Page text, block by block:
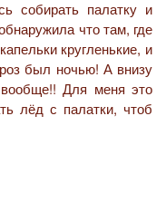
собирать палатку и
что там, где
кругленькие, и
был ночью! А внизу
Для меня это
лёд с палатки, чтоб